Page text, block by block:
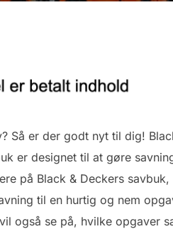
Så er der godt nyt til dig!
er designet til at gøre
på Black & Deckers
til en hurtig og nem
også se på, hvilke opgaver